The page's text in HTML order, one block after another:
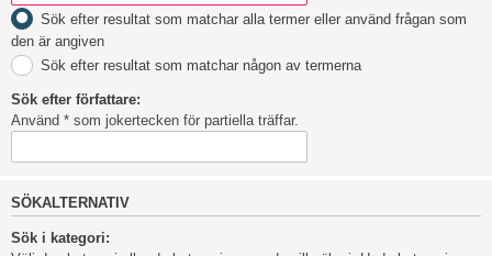
Sök efter resultat som matchar alla termer eller använd frågan som
den är angiven
Sök efter resultat som matchar någon av termerna
Sök efter författare:
Använd * som jokertecken för partiella träffar.
SÖKALTERNATIV
Sök i kategori: